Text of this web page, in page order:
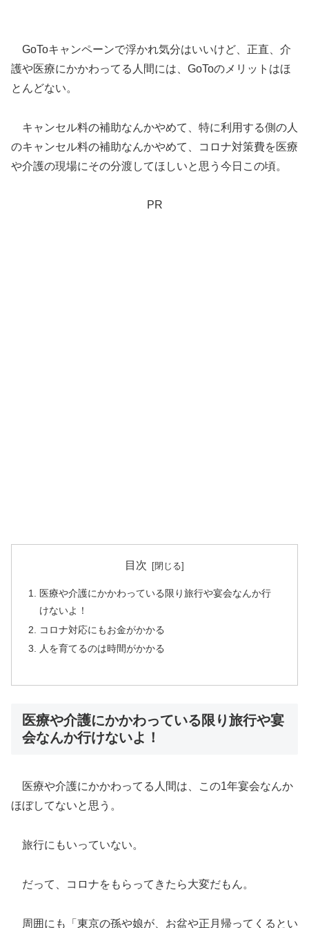
GoToキャンペーンで浮かれ気分はいいけど、正直、介
護や医療にかかわってる人間には、GoToのメリットはほ
とんどない。
キャンセル料の補助なんかやめて、特に利用する側の人
のキャンセル料の補助なんかやめて、コロナ対策費を医療
や介護の現場にその分渡してほしいと思う今日この頃。
PR
目次
医療や介護にかかわっている限り旅行や宴会なんか行
けないよ！
コロナ対応にもお金がかかる
人を育てるのは時間がかかる
医療や介護にかかわっている限り旅行や宴
会なんか行けないよ！
医療や介護にかかわってる人間は、この1年宴会なんか
ほぼしてないと思う。
旅行にもいっていない。
だって、コロナをもらってきたら大変だもん。
周囲にも「東京の孫や娘が、お盆や正月帰ってくるとい